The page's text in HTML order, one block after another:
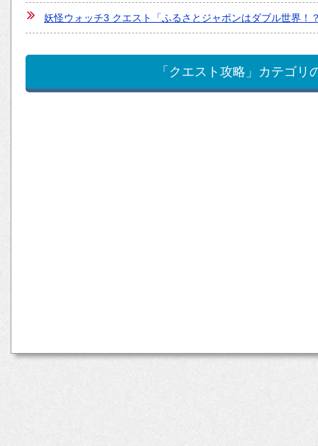
妖怪ウォッチ3 クエスト「ふるさとジャポンはダブル世界！
「クエスト攻略」カテゴリ